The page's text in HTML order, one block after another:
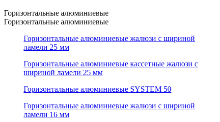
Горизонтальные алюминиевые
Горизонтальные алюминиевые
Горизонтальные алюминиевые жалюзи с шириной
ламели 25 мм
Горизонтальные алюминиевые кассетные жалюзи с
шириной ламели 25 мм
Горизонтальные алюминиевые SYSTEM 50
Горизонтальные алюминиевые жалюзи с шириной
ламели 16 мм